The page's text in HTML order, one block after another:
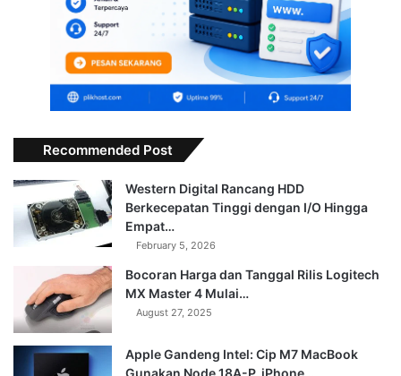
Recommended Post
Western Digital Rancang HDD
Berkecepatan Tinggi dengan I/O Hingga
Empat…
February 5, 2026
Bocoran Harga dan Tanggal Rilis Logitech
MX Master 4 Mulai…
August 27, 2025
Apple Gandeng Intel: Cip M7 MacBook